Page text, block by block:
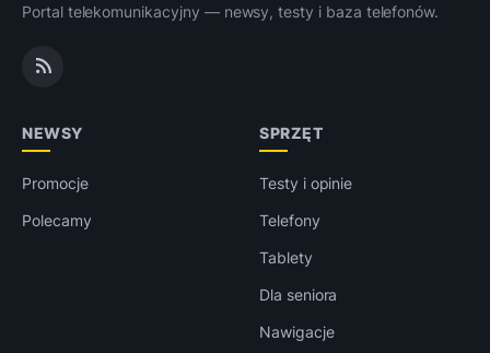
Portal telekomunikacyjny — newsy, testy i baza telefonów.
NEWSY
Promocje
Polecamy
SPRZĘT
Testy i opinie
Telefony
Tablety
Dla seniora
Nawigacje